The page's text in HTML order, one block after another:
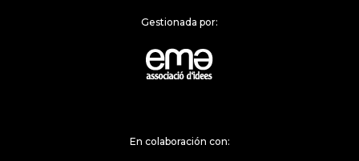
Gestionada por:
En colaboración con: